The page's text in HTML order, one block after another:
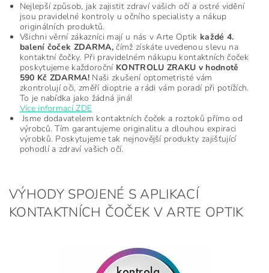
Nejlepší způsob, jak zajistit zdraví vašich očí a ostré vidění
jsou pravidelné kontroly u očního specialisty a nákup
originálních produktů.
Všichni věrní zákazníci mají u nás v Arte Optik každé 4.
balení čoček ZDARMA,čímž získáte uvedenou slevu na
kontaktní čočky. Při pravidelném nákupu kontaktních čoček
poskytujeme každoroční KONTROLU ZRAKU v hodnotě
590 Kč ZDARMA! Naši zkušení optometristé vám
zkontrolují oči, změří dioptrie a rádi vám poradí při potížích.
To je nabídka jako žádná jiná!
Více informací ZDE
Jsme dodavatelem kontaktních čoček a roztoků přímo od
výrobců. Tím garantujeme originalitu a dlouhou expiraci
výrobků. Poskytujeme tak nejnovější produkty zajišťující
pohodlí a zdraví vašich očí.
VÝHODY SPOJENÉ S APLIKACÍ
KONTAKTNÍCH ČOČEK V ARTE OPTIK